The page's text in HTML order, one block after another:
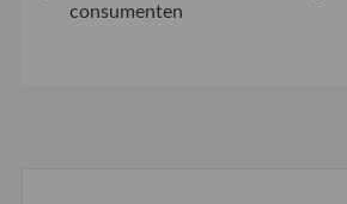
consumenten